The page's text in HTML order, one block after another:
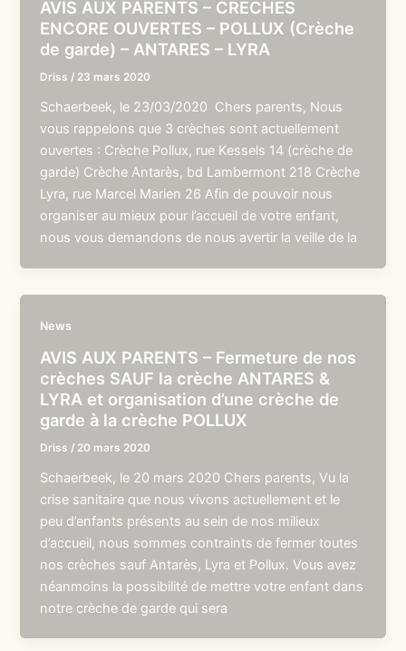
AVIS AUX PARENTS – CRECHES
ENCORE OUVERTES – POLLUX (Crèche
de garde) – ANTARES – LYRA
Driss / 23 mars 2020
Schaerbeek, le 23/03/2020 Chers parents, Nous
vous rappelons que 3 crèches sont actuellement
ouvertes : Crèche Pollux, rue Kessels 14 (crèche de
garde) Crèche Antarès, bd Lambermont 218 Crèche
Lyra, rue Marcel Marien 26 Afin de pouvoir nous
organiser au mieux pour l’accueil de votre enfant,
nous vous demandons de nous avertir la veille de la
News
AVIS AUX PARENTS – Fermeture de nos
crèches SAUF la crèche ANTARES &
LYRA et organisation d’une crèche de
garde à la crèche POLLUX
Driss / 20 mars 2020
Schaerbeek, le 20 mars 2020 Chers parents, Vu la
crise sanitaire que nous vivons actuellement et le
peu d’enfants présents au sein de nos milieux
d’accueil, nous sommes contraints de fermer toutes
nos crèches sauf Antarès, Lyra et Pollux. Vous avez
néanmoins la possibilité de mettre votre enfant dans
notre crèche de garde qui sera